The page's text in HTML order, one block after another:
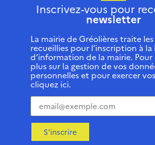
Inscrivez-vous pour
newsletter
La mairie de Gréolières traite
recueillies pour l’inscription à
d’information de la mairie. Pour
plus sur la gestion de vos
personnelles et pour exercer
cliquez ici.
S'inscrire